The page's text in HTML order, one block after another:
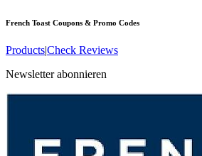
French Toast Coupons & Promo Codes
ProductsCheck Reviews
Newsletter abonnieren